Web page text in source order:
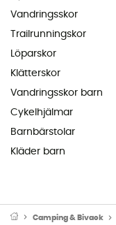
Vandringsskor
Trailrunningskor
Löparskor
Klätterskor
Vandringsskor barn
Cykelhjälmar
Barnbärstolar
Kläder barn
Camping & Bivack